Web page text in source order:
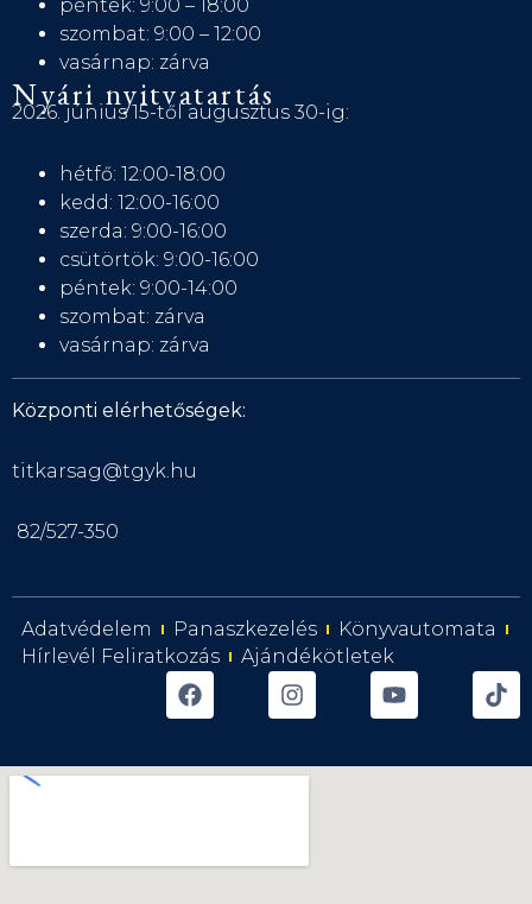
péntek: 9:00 – 18:00
szombat: 9:00 – 12:00
vasárnap: zárva
Nyári nyitvatartás
2026. június 15-től augusztus 30-ig:
hétfő: 12:00-18:00
kedd: 12:00-16:00
szerda: 9:00-16:00
csütörtök: 9:00-16:00
péntek: 9:00-14:00
szombat: zárva
vasárnap: zárva
Központi elérhetőségek:
titkarsag@tgyk.hu
82/527-350
Adatvédelem Panaszkezelés
Könyvautomata
Hírlevél Feliratkozás
Ajándékötletek